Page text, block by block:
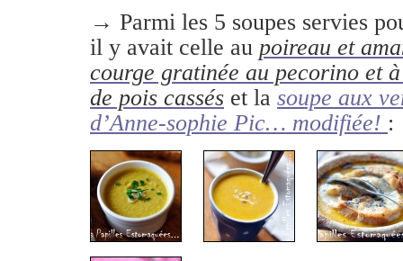
→ Parmi les 5 soupes servies
il y avait celle au poireau et
courge gratinée au pecorino et
de pois cassés et la soupe aux
d’Anne-sophie Pic… modifiée! :